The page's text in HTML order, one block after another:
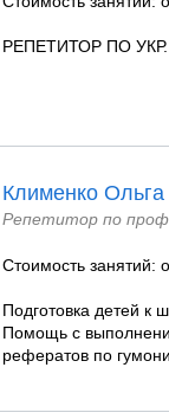
РЕПЕТИТОР ПО УКР.
Клименко
Репетитор по
Стоимость занятий:
Подготовка детей к
Помощь с
рефератов по